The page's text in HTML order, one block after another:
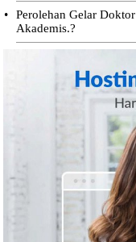
•
Perolehan Gelar
Akademis.?